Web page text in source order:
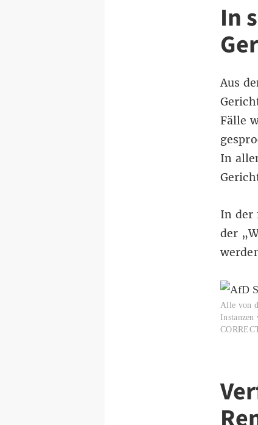
In
Aus
Fälle
In
In der
der
Alle von
Instanzen